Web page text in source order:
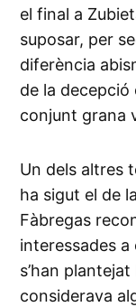
el final a
suposar, per
diferència
de la decepció
conjunt grana
Un dels altres
ha sigut el de
Fàbregas
interessades
s’han
considerava